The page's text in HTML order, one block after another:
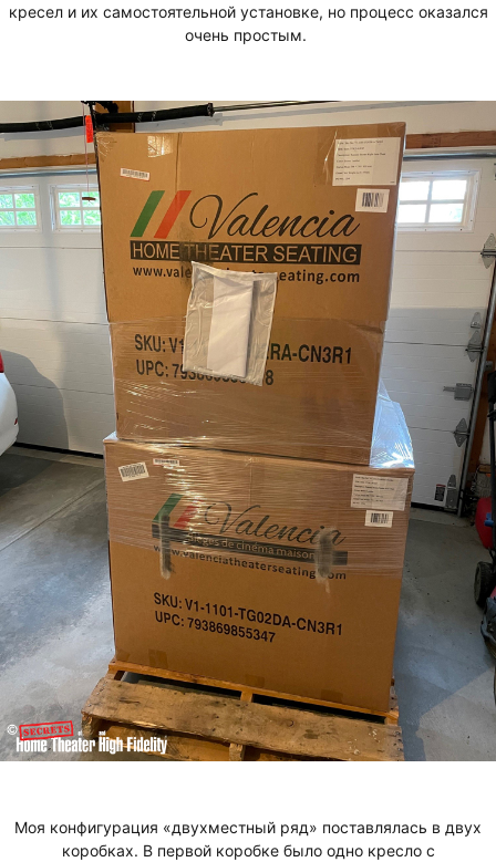
кресел и их самостоятельной установке, но процесс оказался
очень простым.
Моя конфигурация «двухместный ряд» поставлялась в двух
коробках. В первой коробке было одно кресло с